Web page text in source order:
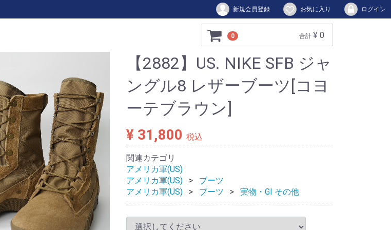
新規会員登録 お気に入り ログイン
0 合計 ¥ 0
【2882】US. NIKE SFB ジャ
ングル8 レザーブーツ[コヨ
ーテブラウン]
¥ 31,800 税込
関連カテゴリ
アメリカ軍(US)
アメリカ軍(US)
ブーツ
アメリカ軍(US)
ブーツ 実物・GI その他